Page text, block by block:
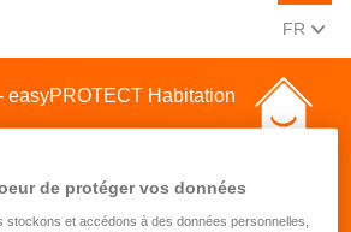
FR
easyPROTECT Habitation
de protéger vos données
stockons et accédons à des données personnelles,